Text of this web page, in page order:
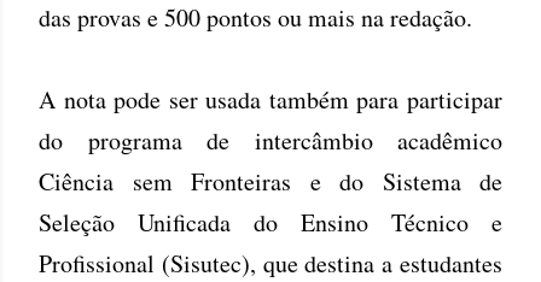
das provas e 500 pontos ou mais na redação.
A nota pode ser usada também para participar
do programa de intercâmbio acadêmico
Ciência sem Fronteiras e do Sistema de
Seleção Unificada do Ensino Técnico e
Profissional (Sisutec), que destina a estudantes